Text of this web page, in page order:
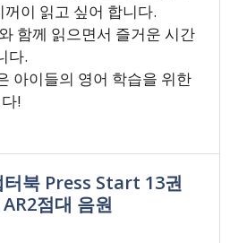
이 읽고 싶어 합니다.
함께 읽으면서 즐거운 시간
다.
아이들의 영어 학습을 위한
!
터북 Press Start 13권
점대 음원